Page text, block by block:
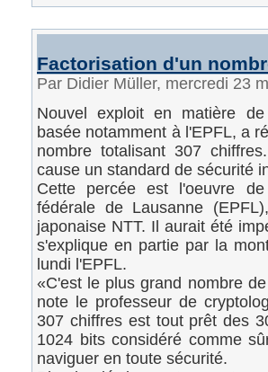
Factorisation d'un
Par Didier Müller, mercredi 23
Nouvel exploit en matière
basée notamment à l'EPFL, a
nombre totalisant 307
cause un standard de sécurité
Cette percée est l'oeuvre
fédérale de Lausanne
japonaise NTT. Il aurait été
s'explique en partie par la
lundi l'EPFL.
«C'est le plus grand nombre
note le professeur de
307 chiffres est tout prêt des
1024 bits considéré comme
naviguer en toute sécurité.